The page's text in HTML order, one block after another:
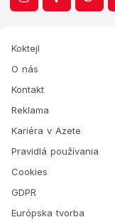
Koktejl
O nás
Kontakt
Reklama
Kariéra v Azete
Pravidlá používania
Cookies
GDPR
Európska tvorba